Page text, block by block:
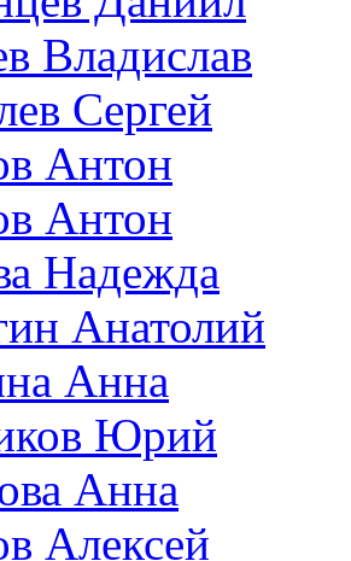
Владислав
Сергей
Антон
Антон
Надежда
Анатолий
Анна
Юрий
Анна
Алексей